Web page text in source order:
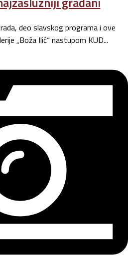
deo slavskog programa i ove
„Boža Ilić“ nastupom KUD...